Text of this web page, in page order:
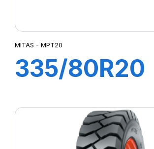
MITAS - MPT20
335/80R20